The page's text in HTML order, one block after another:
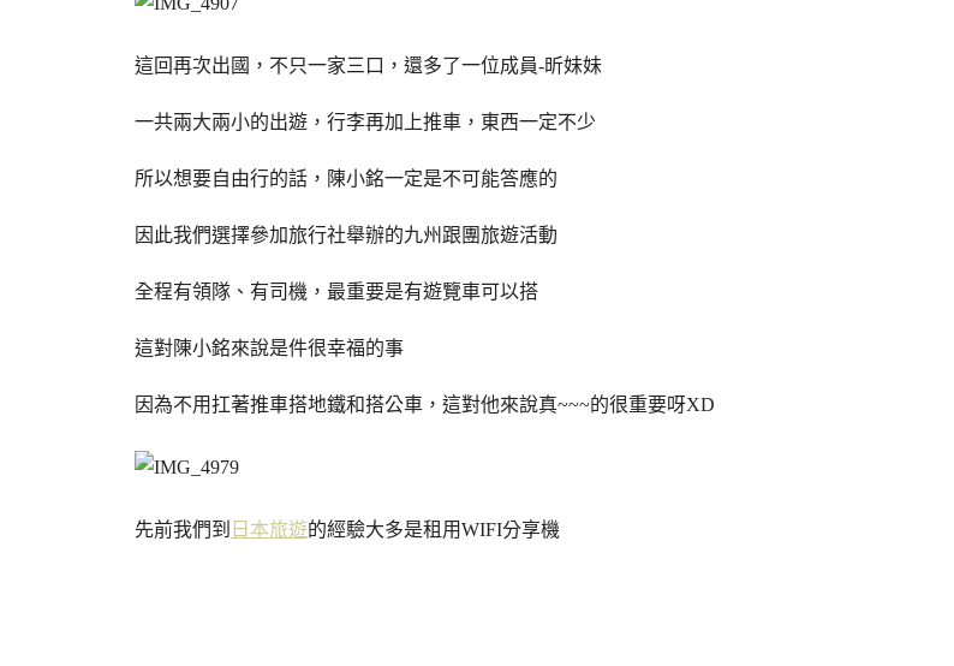
這回再次出國，不只一家三口，還多了一位成員-昕妹妹
一共兩大兩小的出遊，行李再加上推車，東西一定不少
所以想要自由行的話，陳小銘一定是不可能答應的
因此我們選擇參加旅行社舉辦的九州跟團旅遊活動
全程有領隊、有司機，最重要是有遊覽車可以搭
這對陳小銘來說是件很幸福的事
因為不用扛著推車搭地鐵和搭公車，這對他來說真~~~的很重要呀XD
先前我們到 日本旅遊的經驗大多是租用WIFI分享機